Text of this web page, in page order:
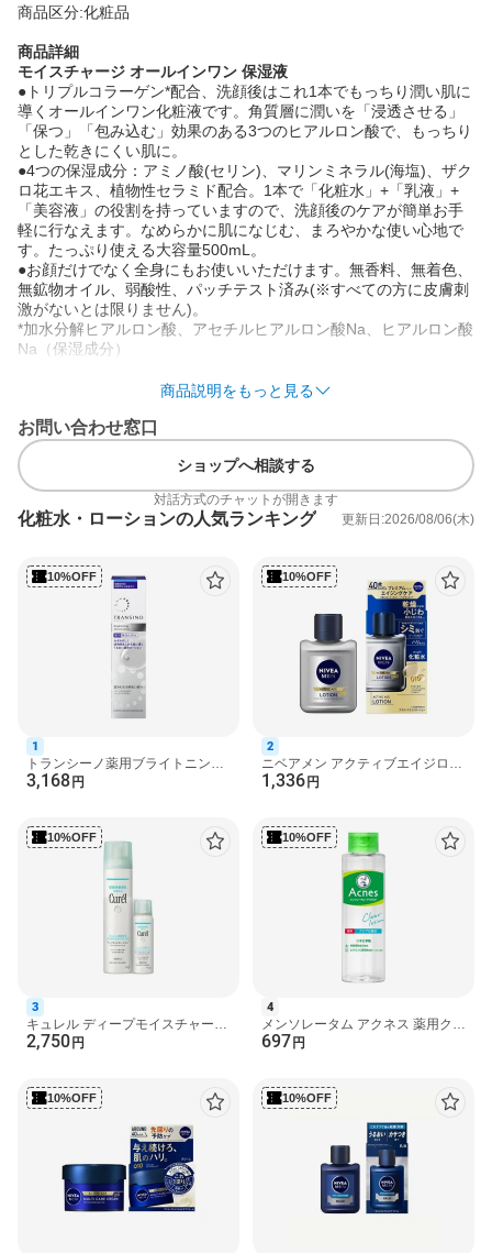
商品区分:化粧品
商品詳細
モイスチャージ オールインワン 保湿液
●トリプルコラーゲン*配合、洗顔後はこれ1本でもっちり潤い肌に
導くオールインワン化粧液です。角質層に潤いを「浸透させる」
「保つ」「包み込む」効果のある3つのヒアルロン酸で、もっちり
とした乾きにくい肌に。
●4つの保湿成分：アミノ酸(セリン)、マリンミネラル(海塩)、ザク
ロ花エキス、植物性セラミド配合。1本で「化粧水」+「乳液」+
「美容液」の役割を持っていますので、洗顔後のケアが簡単お手
軽に行なえます。なめらかに肌になじむ、まろやかな使い心地で
す。たっぷり使える大容量500mL。
●お顔だけでなく全身にもお使いいただけます。無香料、無着色、
無鉱物オイル、弱酸性、パッチテスト済み(※すべての方に皮膚刺
激がないとは限りません)。
*加水分解ヒアルロン酸、アセチルヒアルロン酸Na、ヒアルロン酸
Na（保湿成分）
使用方法
洗顔後、適量(500円玉大)を手のひらに取り、お肌にやさしくなじ
ませてください。
成分
水分解ヒアルロン酸、アセチルヒアルロン酸Na、セリン、海塩、
ザクロ花エキス、グルコシルセラミド、アラントイン、ハトムギ
種子エキス、α-グルカン、ベタイン、トリエチルヘキサノイン、
ヒドロキシエチルセルロース、キサンタンガム、ヒドロキシプロ
ピルシクロデキストリン、カルボマー、(スチレン／ビニルピロリ
ドン)コポリマー、PEG-400、PEG-50水添ヒマシ油、PEG-75、ポ
リソルベート20、クエン酸、クエン酸Na、メタリン酸Na、水酸化
K、フェノキシエタノール、ブチルカルバミン酸ヨウ化プロピニ
注意事項
・お肌に異常が生じていないかよく注意して使用してください。
用中、赤味、かゆみ、刺激、色抜け(白斑等)や黒ずみ等の異常があ
らわれた時は使用を中止し、皮フ科専門医にご相談ください。そ
のまま使用を続けますと悪化することがあります。
・使用後はふたをきちんとしめてください。
・乳幼児の手の届かない所に保管してください。
・極端に高温や低温、直射日光のあたる場所には保管しないでく
化粧品
原産国
発売元、製造元、輸入元又は販売元
広告文責
楽天グループ株式会社 電話：050-5444-7654
商品説明をもっと見る
お問い合わせ窓口
ショップへ相談する
対話方式のチャットが開きます
化粧水・ローションの人気ランキング 更新日:2026/08/06(木)
10%OFF
1
トランシーノ薬用ブライトニング
クリアローション 150mL 【トラ
3,168 円
10%OFF
2
ニベアメン アクティブエイジロー
ション 110ml 【ニベアメン】 メン
1,336 円
10%OFF
3
キュレル ディープモイスチャース
プレー セット 1セット 【キュレ
2,750 円
10%OFF
4
メンソレータム アクネス 薬用クリ
ア化粧水 180ml 【アクネス】 化
697 円
10%OFF 10%OFF